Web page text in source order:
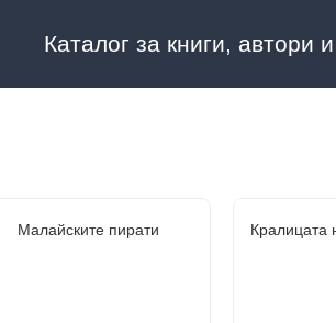
Каталог за книги, автори
Малайските пирати Кралицата